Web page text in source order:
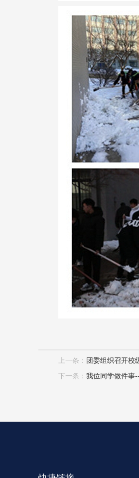
上一条： 团委组织召开校
下一条： 我位同学做件事